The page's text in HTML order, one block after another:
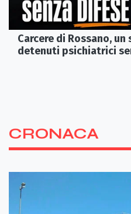
Carcere di Rossano,
detenuti psichiatrici
CRONACA